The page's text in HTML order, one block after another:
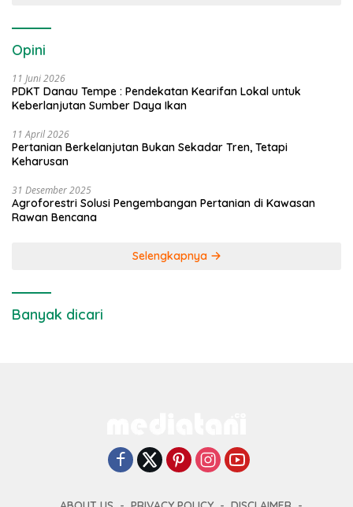
Opini
11 Juni 2026
PDKT Danau Tempe : Pendekatan Kearifan Lokal untuk
Keberlanjutan Sumber Daya Ikan
11 April 2026
Pertanian Berkelanjutan Bukan Sekadar Tren, Tetapi
Keharusan
31 Desember 2025
Agroforestri Solusi Pengembangan Pertanian di Kawasan
Rawan Bencana
Selengkapnya
Banyak dicari